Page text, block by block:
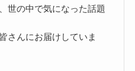
世の中で気になった話題
さんにお届けしていま